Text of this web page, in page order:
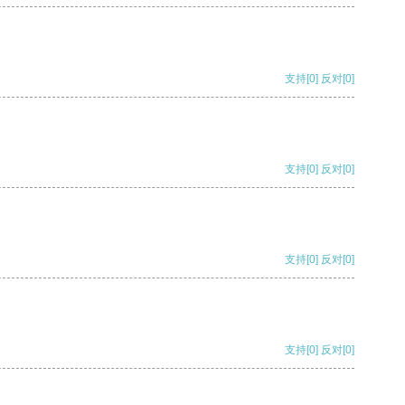
支持[0] 反对[0]
支持[0] 反对[0]
支持[0] 反对[0]
支持[0] 反对[0]